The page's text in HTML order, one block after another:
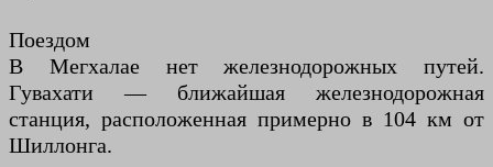
Поездом
В Мегхалае нет железнодорожных путей.
Гувахати — ближайшая железнодорожная
станция, расположенная примерно в 104 км от
Шиллонга.